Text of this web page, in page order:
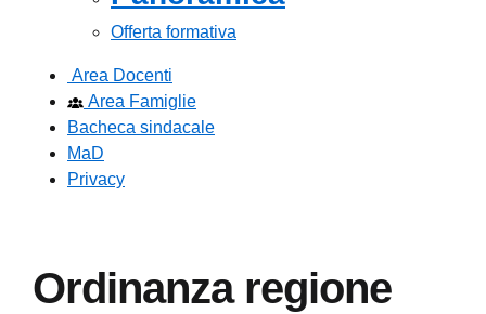
Offerta formativa
Area Docenti
Area Famiglie
Bacheca sindacale
MaD
Privacy
Ordinanza regione